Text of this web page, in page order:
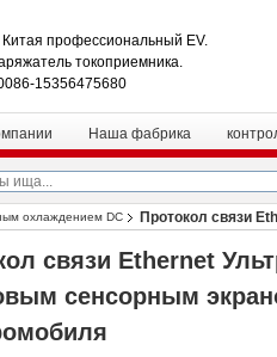
профессиональный EV.
токоприемника.
15356475680
Наша фабрика
охлаждением DC
Протокол связи
электромобиля
связи Ethernet
сенсорным